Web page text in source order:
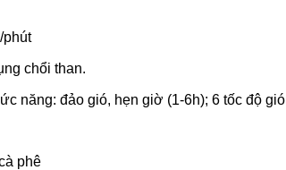
phút
chổi than.
năng: đảo gió, hẹn giờ (1-6h); 6 tốc độ gió
phê